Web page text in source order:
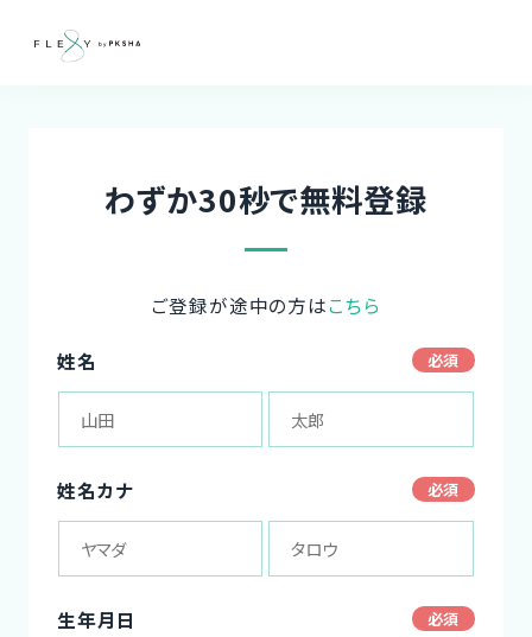
わずか30秒で無料登録
ご登録が途中の方はこちら
姓名
姓名カナ
生年月日